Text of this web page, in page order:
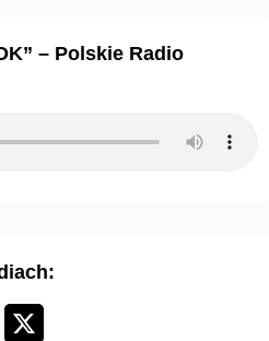
– Polskie Radio